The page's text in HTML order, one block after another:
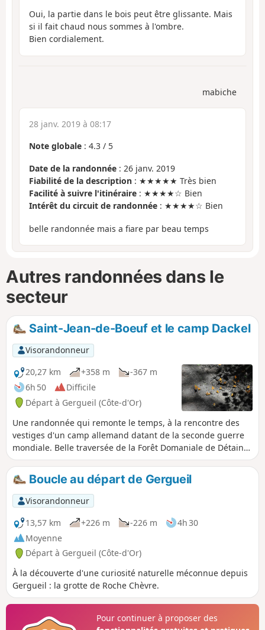
Oui, la partie dans le bois peut être glissante. Mais
si il fait chaud nous sommes à l'ombre.
Bien cordialement.
mabiche
28 janv. 2019 à 08:17
Note globale : 4.3 / 5
Date de la randonnée : 26 janv. 2019
Fiabilité de la description : ★★★★★ Très bien
Facilité à suivre l'itinéraire : ★★★★☆ Bien
Intérêt du circuit de randonnée : ★★★★☆ Bien
belle randonnée mais a fiare par beau temps
Autres randonnées dans le
secteur
Saint-Jean-de-Boeuf et le camp Dackel
Visorandonneur
20,27 km
+358 m
-367 m
6h 50
Difficile
Départ à Gergueil (Côte-d'Or)
Une randonnée qui remonte le temps, à la rencontre des
vestiges d'un camp allemand datant de la seconde guerre
mondiale. Belle traversée de la Forêt Domaniale de Détain-
Gergueil avec une grotte accessible.
Boucle au départ de Gergueil
Visorandonneur
13,57 km
+226 m -226 m
4h 30
Moyenne
Départ à Gergueil (Côte-d'Or)
À la découverte d'une curiosité naturelle méconnue depuis
Gergueil : la grotte de Roche Chèvre.
Pour continuer à proposer des